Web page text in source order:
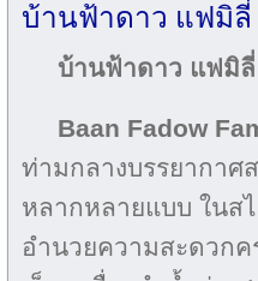
บ้านฟ้าดาว แฟมิลี่
บ้านฟ้าดาว แฟมิ
Baan Fadow
ท่ามกลางบรรยากาศ
หลากหลายแบบ ในส
อำนวยความสะดวกค